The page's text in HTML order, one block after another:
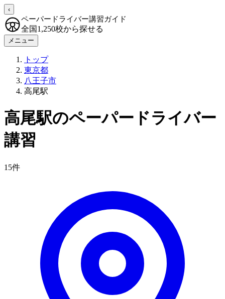
‹
ペーパードライバー講習ガイド
全国1,250校から探せる
メニュー
トップ
東京都
八王子市
高尾駅
高尾駅のペーパードライバー
講習
15件